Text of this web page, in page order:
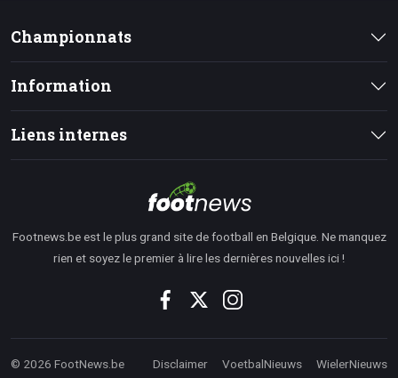
Championnats
Information
Liens internes
Footnews.be est le plus grand site de football en Belgique. Ne manquez
rien et soyez le premier à lire les dernières nouvelles ici !
© 2026 FootNews.be Disclaimer VoetbalNieuws WielerNieuws